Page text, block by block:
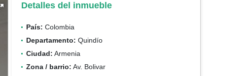
Detalles del inmueble
País: Colombia
Departamento: Quindío
Ciudad: Armenia
Zona / barrio: Av. Bolivar